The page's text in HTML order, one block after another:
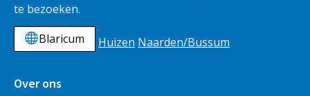
te bezoeken.
Blaricum
Huizen Naarden/Bussum
Over ons